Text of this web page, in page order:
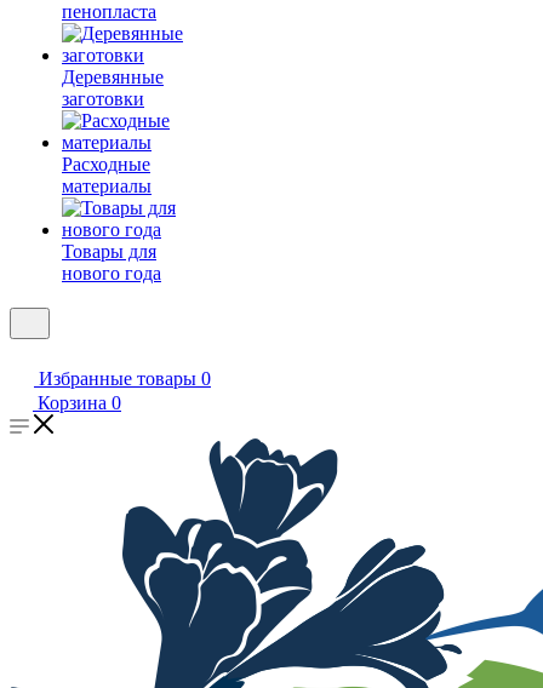
пенопласта
Деревянные
заготовки
Расходные
материалы
Товары для
нового года
Избранные товары 0
Корзина 0